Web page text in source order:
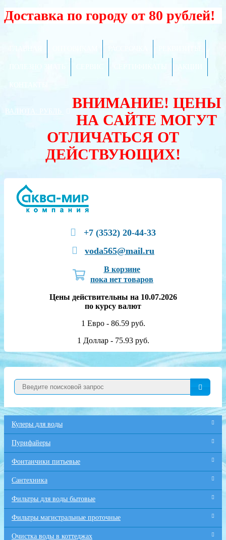
Доставка по городу от 80 рублей!
ВАЛЮТА:
ВНИМАНИЕ! ЦЕНЫ
НА САЙТЕ МОГУТ
ОТЛИЧАТЬСЯ ОТ
ДЕЙСТВУЮЩИХ!
+7 (3532) 20-44-33
voda565@mail.ru
В корзине
пока нет товаров
Цены действительны на 10.07.2026
по курсу валют
1 Евро - 86.59 руб.
1 Доллар - 75.93 руб.
Кулеры для воды
Пурифайеры
Фонтанчики питьевые
Сантехника
Фильтры для воды бытовые
Фильтры магистральные проточные
Очистка воды в коттеджах